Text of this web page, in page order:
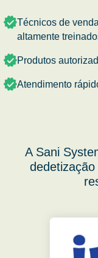
Técnicos de
altamente
Produtos
Atendimento
A Sani